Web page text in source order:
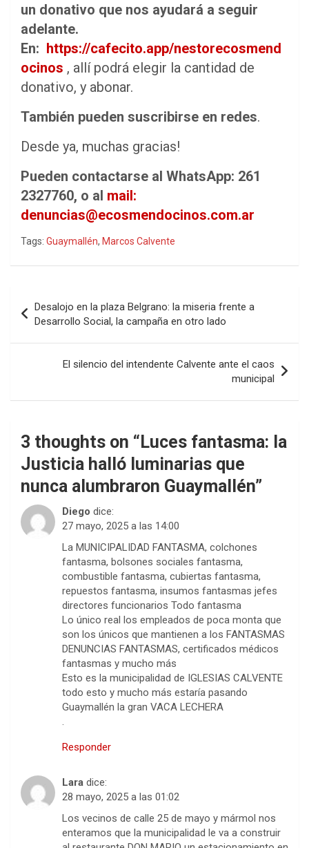
un donativo que nos ayudará a seguir
adelante.
En: https://cafecito.app/nestorecosmend
ocinos , allí podrá elegir la cantidad de
donativo, y abonar.
También pueden suscribirse en redes.
Desde ya, muchas gracias!
Pueden contactarse al WhatsApp: 261
2327760, o al mail:
denuncias@ecosmendocinos.com.ar
Tags: Guaymallén, Marcos Calvente
de
entradas
Desalojo en la plaza Belgrano: la miseria frente a
Desarrollo Social, la campaña en otro lado
El silencio del intendente Calvente ante el caos
municipal
3 thoughts on “Luces fantasma: la
Justicia halló luminarias que
nunca alumbraron Guaymallén”
Diego dice:
27 mayo, 2025 a las 14:00
La MUNICIPALIDAD FANTASMA, colchones
fantasma, bolsones sociales fantasma,
combustible fantasma, cubiertas fantasma,
repuestos fantasma, insumos fantasmas jefes
directores funcionarios Todo fantasma
Lo único real los empleados de poca monta que
son los únicos que mantienen a los FANTASMAS
DENUNCIAS FANTASMAS, certificados médicos
fantasmas y mucho más
Esto es la municipalidad de IGLESIAS CALVENTE
todo esto y mucho más estaría pasando
Guaymallén la gran VACA LECHERA
Responder
Lara dice:
28 mayo, 2025 a las 01:02
Los vecinos de calle 25 de mayo y mármol nos
enteramos que la municipalidad le va a construir